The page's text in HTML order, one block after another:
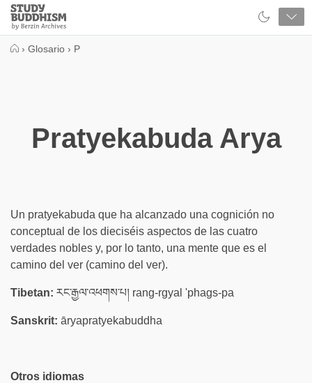
Close
Study
Buddhism
› Glosario › P
Pratyekabuda Arya
Un pratyekabuda que ha alcanzado una cognición no
conceptual de los dieciséis aspectos de las cuatro
verdades nobles y, por lo tanto, una mente que es el
camino del ver (camino del ver).
Tibetan: རང་རྒྱལ་འཕགས་པ། rang-rgyal 'phags-pa
Sanskrit: āryapratyekabuddha
Otros idiomas